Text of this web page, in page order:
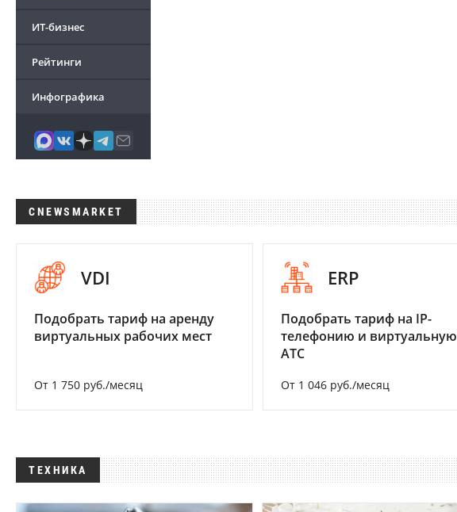
ИТ-бизнес
Рейтинги
Инфографика
CNEWSMARKET
VDI
Подобрать тариф на аренду
виртуальных рабочих мест
От 1 750 руб./месяц
ERP
Подобрать тариф на IP-
телефонию и виртуальную
АТС
От 1 046 руб./месяц
ТЕХНИКА